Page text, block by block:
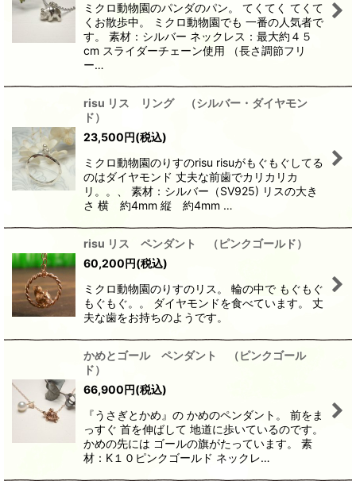
ミクロ動物園のパンダのパン。 てくてく てくて
くお散歩中。 ミクロ動物園でも 一番の人気者で
す。 素材：シルバー ネックレス：最大約４５
cm スライダーチェーン使用 （長さ調節フリ
ー…
risu リス リング （シルバー・ダイヤモン
ド）
23,500円(税込)
ミクロ動物園のりすのrisu risuがもぐもぐしてる
のはダイヤモンド 丈夫な前歯でカリカリカ
リ。。、 素材：シルバー（SV925) リスの大き
さ 横 約4mm 縦 約4mm …
risu リス ペンダント （ピンクゴールド）
60,200円(税込)
ミクロ動物園のりすのリス。 輪の中で もぐもぐ
もぐもぐ。。 ダイヤモンドを食べています。 丈
夫な歯をお持ちのようです。
かめとゴール ペンダント （ピンクゴール
ド）
66,900円(税込)
『うさぎとかめ』の かめのペンダント。 前をま
っすぐ 首を伸ばして 地道に歩いているのです。
かめの先には ゴールの旗がたっています。 素
材：K１０ピンクゴールド ネックレ…